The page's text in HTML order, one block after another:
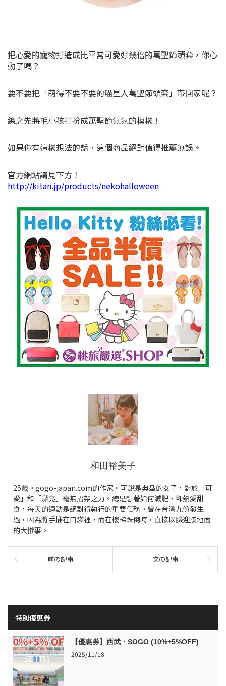
把心愛的寵物打造成比平常可愛好幾倍的萬聖節頭套，你心
動了嗎？
要不要把「萌得不要不要的喵星人萬聖節頭套」帶回家呢？
總之先將毛小孩打扮成萬聖節氣氛的模樣！
如果你有這樣想法的話，這個商品絕對值得推薦無誤。
官方網站請見下方！
http://kitan.jp/products/nekohalloween
和田裕美子
25歳。gogo-japan.com的作家。可說是典型的女子，對於「可
愛」和「漂亮」毫無招架之力。總是想著如何減肥，卻熱愛甜
食，每天的運動是絕對得執行的重要任務。曾在台灣九份發生
過，因為將手插在口袋裡，而在樓梯跌倒時，直接以臉迎接地面
的大慘事。
前の記事 次の記事
特別優惠券
【優惠券】西武・SOGO (10%+5%OFF)
2025/11/18